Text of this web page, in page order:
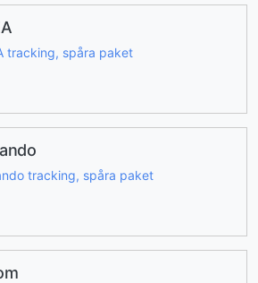
tracking, spåra paket
tracking, spåra paket